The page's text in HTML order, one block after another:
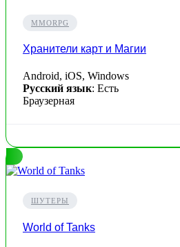
MMORPG
Хранители карт и Магии
Android, iOS, Windows
Русский язык: Есть
Браузерная
ШУТЕРЫ
World of Tanks